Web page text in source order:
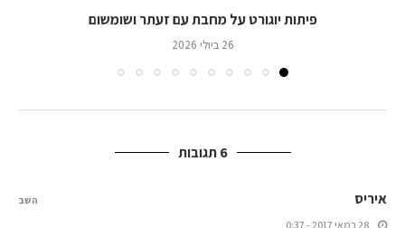
פיתות יוגורט על מחבת עם זעתר ושומשום
26 ביולי 2026
6 תגובות
איריס
28 במאי 2017 - 0:37
השב